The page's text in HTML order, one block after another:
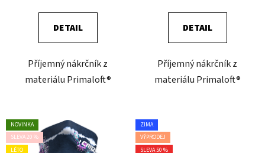
DETAIL
Příjemný nákrčník z
materiálu Primaloft®
DETAIL
Příjemný nákrčník z
materiálu Primaloft®
NOVINKA
SLEVA 20 %
LÉTO
ZIMA
VÝPRODEJ
SLEVA 50 %